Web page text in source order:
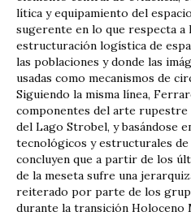
lítica y equipamiento del
sugerente en lo que respecta
estructuración logística de
las poblaciones y donde las
usadas como mecanismos de
Siguiendo la misma línea,
componentes del arte rupestre
del Lago Strobel, y basándose
tecnológicos y estructurales
concluyen que a partir de los
de la meseta sufre una
reiterado por parte de los
durante la transición Holoceno